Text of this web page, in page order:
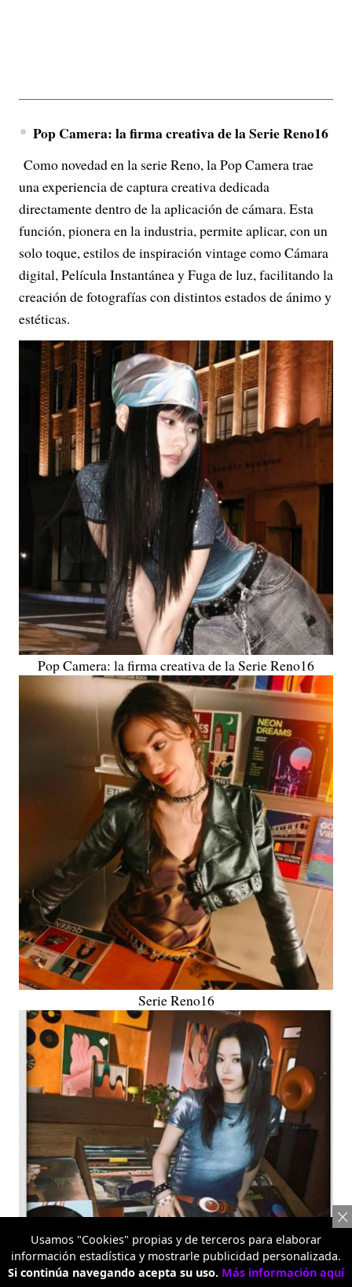
Pop Camera: la firma creativa de la Serie Reno16
Como novedad en la serie Reno, la Pop Camera trae
una experiencia de captura creativa dedicada
directamente dentro de la aplicación de cámara. Esta
función, pionera en la industria, permite aplicar, con un
solo toque, estilos de inspiración vintage como Cámara
digital, Película Instantánea y Fuga de luz, facilitando la
creación de fotografías con distintos estados de ánimo y
estéticas.
Pop Camera: la firma creativa de la Serie Reno16
Serie Reno16
Usamos "Cookies" propias y de terceros para elaborar
información estadística y mostrarle publicidad personalizada.
Si continúa navegando acepta su uso. Más información aquí